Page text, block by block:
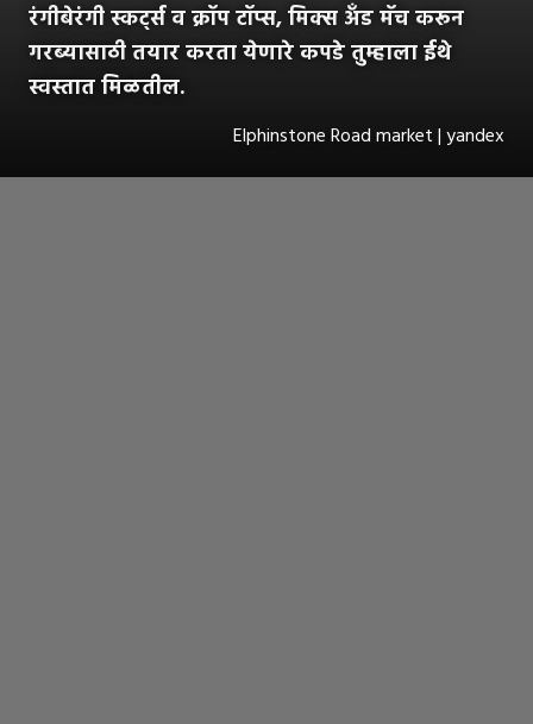
रंगीबेरंगी स्कर्ट्स व क्रॉप टॉप्स, मिक्स अँड मॅच करून
गरब्यासाठी तयार करता येणारे कपडे तुम्हाला ईथे
स्वस्तात मिळतील.
Elphinstone Road market | yandex